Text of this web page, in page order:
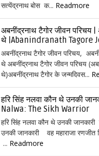
सत्येंद्रनाथ बोस क... Readmore
अबनींद्रनाथ टैगोर जीवन परिचय
थे |Abanindranath Tagore
अबनींद्रनाथ टैगोर जीवन परिचय,
थे अबनींद्रनाथ टैगोर जीवन परिचय
थे)अबनींद्रनाथ टैगोर के जन्मदिवस...
हरि सिंह नलवा कौन थे उनकी
Nalwa: The Sikh Warrior
हरि सिंह नलवा कौन थे उनकी
उनकी जानकारी वह महाराजा रणजीत
... Readmore